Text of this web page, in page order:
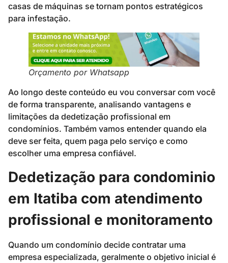
casas de máquinas se tornam pontos estratégicos
para infestação.
Orçamento por Whatsapp
Ao longo deste conteúdo eu vou conversar com você
de forma transparente, analisando vantagens e
limitações da dedetização profissional em
condomínios. Também vamos entender quando ela
deve ser feita, quem paga pelo serviço e como
escolher uma empresa confiável.
Dedetização para condominio
em Itatiba com atendimento
profissional e monitoramento
Quando um condomínio decide contratar uma
empresa especializada, geralmente o objetivo inicial é